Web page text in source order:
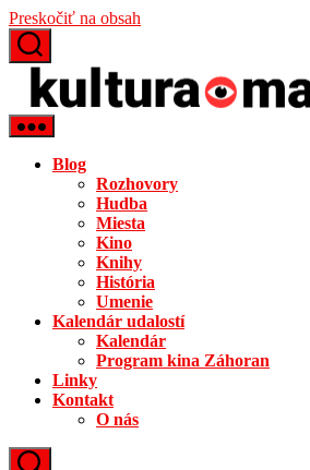
Preskočiť na obsah
Blog
Rozhovory
Hudba
Miesta
Kino
Knihy
História
Umenie
Kalendár udalostí
Kalendár
Program kina Záhoran
Linky
Kontakt
O nás